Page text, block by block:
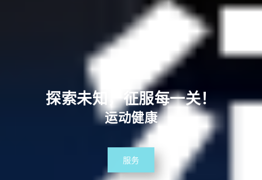
探索未知，征服每一关！
运动健康
服务